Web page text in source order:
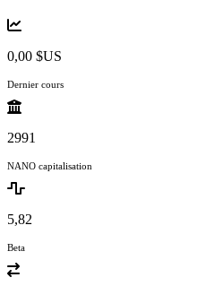
0,00 $US
Dernier cours
2991
NANO capitalisation
5,82
Beta